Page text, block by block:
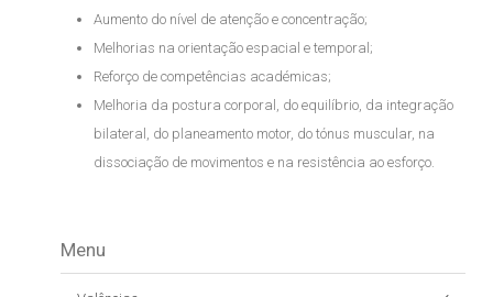
Aumento do nível de atenção e concentração;
Melhorias na orientação espacial e temporal;
Reforço de competências académicas;
Melhoria da postura corporal, do equilíbrio, da integração
bilateral, do planeamento motor, do tónus muscular, na
dissociação de movimentos e na resistência ao esforço.
Menu